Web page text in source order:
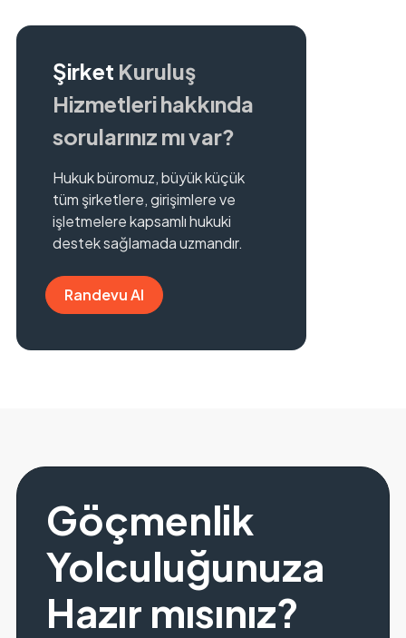
Şirket Kuruluş
Hizmetleri hakkında
sorularınız mı var?
Hukuk büromuz, büyük küçük
tüm şirketlere, girişimlere ve
işletmelere kapsamlı hukuki
destek sağlamada uzmandır.
Randevu Al
Randevu Al
Göçmenlik
Yolculuğunuza
Hazır mısınız?